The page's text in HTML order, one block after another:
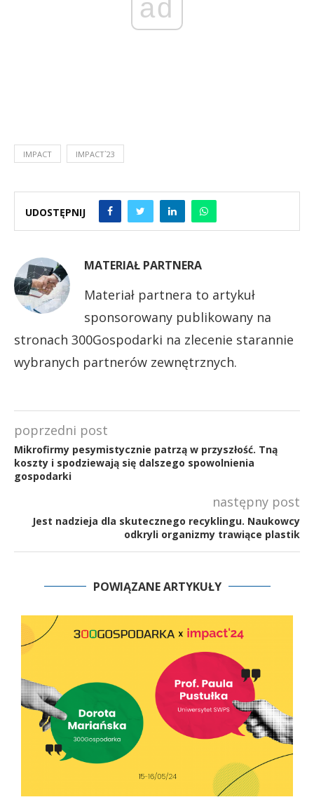
ad
IMPACT IMPACT`23
UDOSTĘPNIJ
MATERIAŁ PARTNERA
Materiał partnera to artykuł
sponsorowany publikowany na
stronach 300Gospodarki na zlecenie starannie
wybranych partnerów zewnętrznych.
poprzedni post
Mikrofirmy pesymistycznie patrzą w przyszłość. Tną
koszty i spodziewają się dalszego spowolnienia
gospodarki
następny post
Jest nadzieja dla skutecznego recyklingu. Naukowcy
odkryli organizmy trawiące plastik
POWIĄZANE ARTYKUŁY